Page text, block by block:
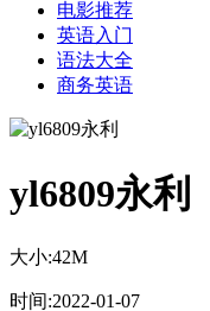
电影推荐
英语入门
语法大全
商务英语
yl6809永利
大小:42M
时间:2022-01-07